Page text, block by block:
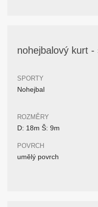
nohejbalový kurt
SPORTY
Nohejbal
ROZMĚRY
D: 18m Š: 9m
POVRCH
umělý povrch